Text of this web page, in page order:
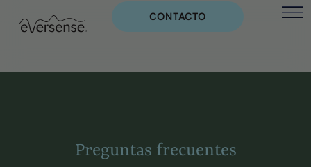
CONTACTO
Preguntas frecuentes